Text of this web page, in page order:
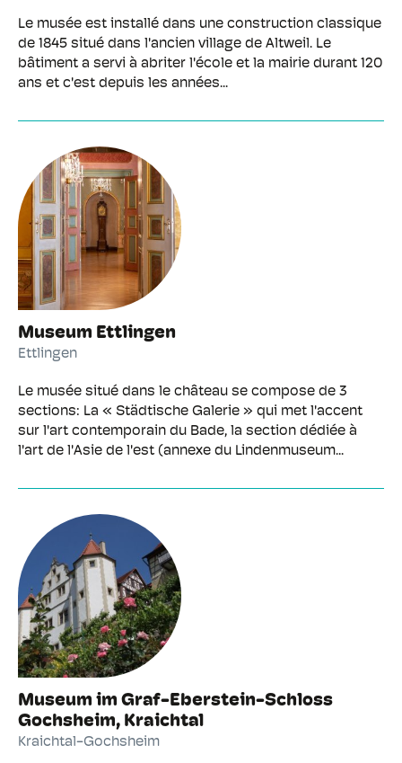
Le musée est installé dans une construction classique
de 1845 situé dans l'ancien village de Altweil. Le
bâtiment a servi à abriter l'école et la mairie durant 120
ans et c'est depuis les années...
Museum Ettlingen
Ettlingen
Le musée situé dans le château se compose de 3
sections: La « Städtische Galerie » qui met l'accent
sur l'art contemporain du Bade, la section dédiée à
l'art de l'Asie de l'est (annexe du Lindenmuseum...
Museum im Graf-Eberstein-Schloss
Gochsheim, Kraichtal
Kraichtal-Gochsheim